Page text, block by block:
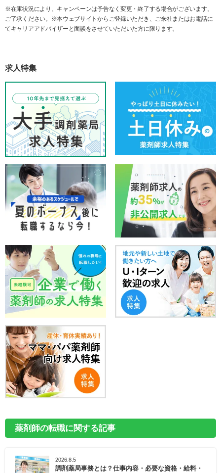
※在庫状況により、キャンペーンは予告なく変更・終了する場合がございます。
ご了承ください。※本ウェブサイトからご登録いただき、ご来社またはお電話に
てキャリアアドバイザーと面談をさせていただいた方に限ります。
求人特集
薬剤師の転職に関する記事
2026.8.5
調剤薬局事務とは？仕事内容・必要な資格・給料・